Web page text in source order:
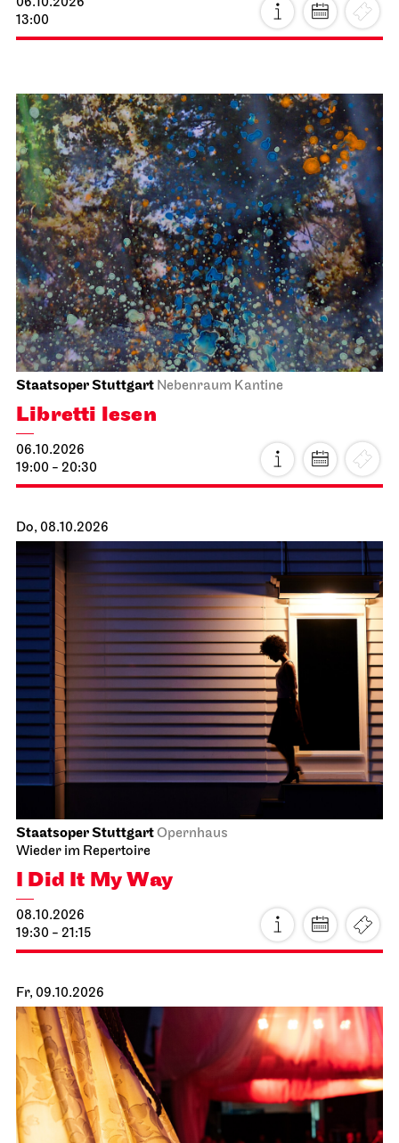
13:00
Staatsoper Stuttgart Nebenraum Kantine
Libretti lesen
06.10.2026
19:00 - 20:30
Do, 08.10.2026
Staatsoper StuttgartOpernhaus
Wieder im Repertoire
I Did It My Way
08.10.2026
19:30 - 21:15
Fr, 09.10.2026